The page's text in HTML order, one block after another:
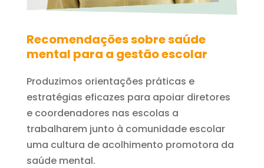
Recomendações sobre saúde
mental para a gestão escolar
Produzimos orientações práticas e
estratégias eficazes para apoiar diretores
e coordenadores nas escolas a
trabalharem junto à comunidade escolar
uma cultura de acolhimento promotora da
saúde mental.